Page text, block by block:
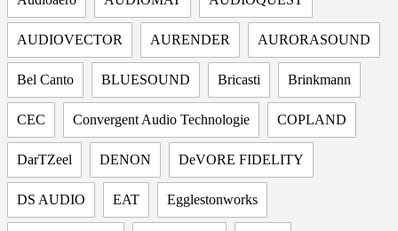
AUDIOVECTOR AURENDER AURORASOUND
Bel Canto BLUESOUND Bricasti Brinkmann
CEC Convergent Audio Technologie COPLAND
DarTZeel DENON DeVORE FIDELITY
DS AUDIO EAT Egglestonworks